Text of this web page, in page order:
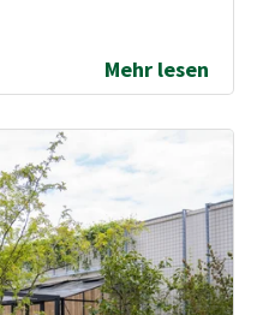
Mehr lesen